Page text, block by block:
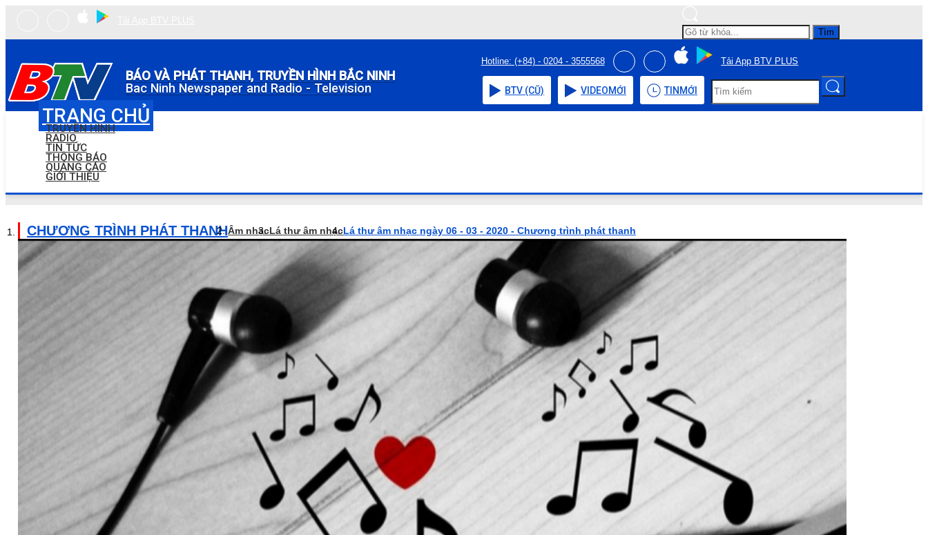
Tìm
BÁO VÀ PHÁT THANH, TRUYỀN HÌNH BẮC NINH
Bac Ninh Newspaper and Radio - Television
Hotline: (+84) - 0204 - 3555568 Tải App BTV PLUS
BTV (CŨ) VIDEOMỚI TIN MỚI
TRANG CHỦ
TRUYỀN HÌNH
RADIO
TIN TỨC
THÔNG BÁO
QUẢNG CÁO
GIỚI THIỆU
CHƯƠNG TRÌNH PHÁT THANHÂm nhạcLá thư âm nhạcLá thư âm nhạc ngày 06 - 03 - 2020 - Chương trình phát thanh